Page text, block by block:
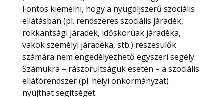
Fontos kiemelni, hogy a nyugdíjszerű szociális
ellátásban (pl. rendszeres szociális járadék,
rokkantsági járadék, időskorúak járadéka,
vakok személyi járadéka, stb.) részesülők
számára nem engedélyezhető egyszeri segély.
Számukra – rászorultságuk esetén – a szociális
ellátórendszer (pl. helyi önkormányzat)
nyújthat segítséget.